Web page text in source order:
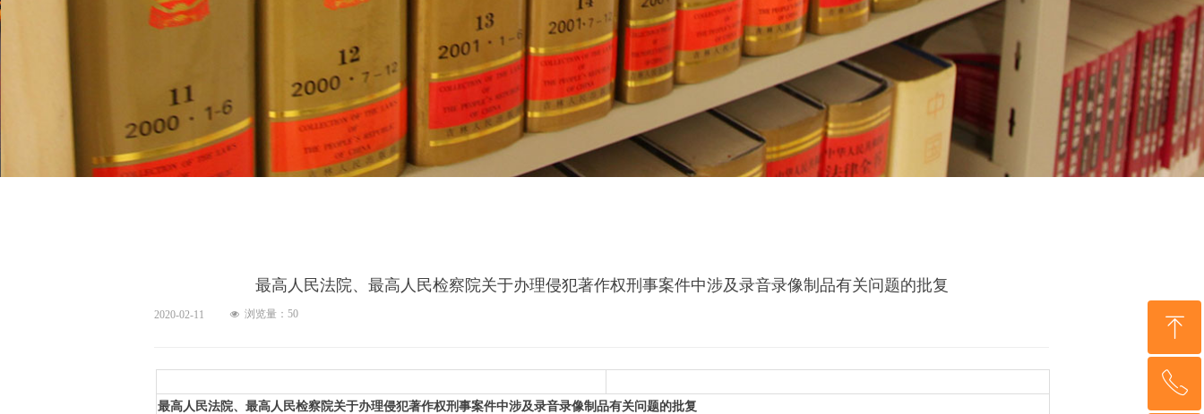
最高人民法院、最高人民检察院关于办理侵犯著作权刑事案件中涉及录音录像制品有关问题的批复
2020-02-11
最高人民法院、最高人民检察院关于办理侵犯著作权刑事案件中涉及录音录像制品有关问题的批复
넶 浏览量： 50 ꁸ
回到顶部
ꂅ